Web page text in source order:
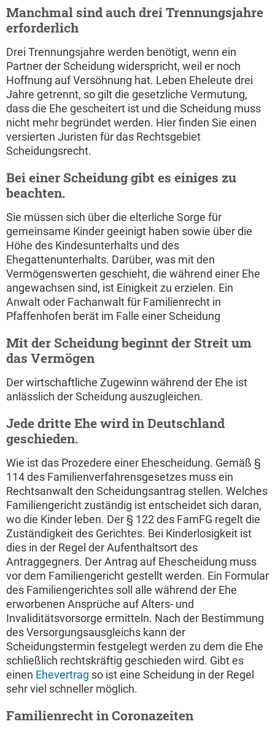
Manchmal sind auch drei Trennungsjahre
erforderlich
Drei Trennungsjahre werden benötigt, wenn ein
Partner der Scheidung widerspricht, weil er noch
Hoffnung auf Versöhnung hat. Leben Eheleute drei
Jahre getrennt, so gilt die gesetzliche Vermutung,
dass die Ehe gescheitert ist und die Scheidung muss
nicht mehr begründet werden. Hier finden Sie einen
versierten Juristen für das Rechtsgebiet
Scheidungsrecht.
Bei einer Scheidung gibt es einiges zu
beachten.
Sie müssen sich über die elterliche Sorge für
gemeinsame Kinder geeinigt haben sowie über die
Höhe des Kindesunterhalts und des
Ehegattenunterhalts. Darüber, was mit den
Vermögenswerten geschieht, die während einer Ehe
angewachsen sind, ist Einigkeit zu erzielen. Ein
Anwalt oder Fachanwalt für Familienrecht in
Pfaffenhofen berät im Falle einer Scheidung
Mit der Scheidung beginnt der Streit um
das Vermögen
Der wirtschaftliche Zugewinn während der Ehe ist
anlässlich der Scheidung auszugleichen.
Jede dritte Ehe wird in Deutschland
geschieden.
Wie ist das Prozedere einer Ehescheidung. Gemäß §
114 des Familien­verfahrensgesetzes muss ein
Rechtsanwalt den Scheidungsantrag stellen. Welches
Familiengericht zuständig ist entscheidet sich daran,
wo die Kinder leben. Der § 122 des FamFG regelt die
Zuständigkeit des Gerichtes. Bei Kinderlosigkeit ist
dies in der Regel der Aufenthaltsort des
Antraggegners. Der Antrag auf Ehescheidung muss
vor dem Familiengericht gestellt werden. Ein Formular
des Familiengerichtes soll alle während der Ehe
erworbenen Ansprüche auf Alters- und
Invaliditätsvorsorge ermitteln. Nach der Bestimmung
des Versorgungsausgleichs kann der
Scheidungstermin festgelegt werden zu dem die Ehe
schließlich rechtskräftig geschieden wird. Gibt es
einen Ehevertrag so ist eine Scheidung in der Regel
sehr viel schneller möglich.
Familienrecht in Coronazeiten